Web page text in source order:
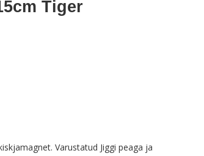
Tiger
Varustatud Jiggi peaga ja